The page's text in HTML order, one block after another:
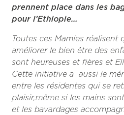
prennent place dans les
pour l’Ethiopie…
Toutes ces Mamies réalisent
améliorer le bien être des
sont heureuses et fières et
Cette initiative a aussi le
entre les résidentes qui se
plaisir,même si les mains
et les bavardages